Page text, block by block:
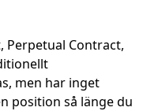
Perpetual Contract,
men har inget
position så länge du